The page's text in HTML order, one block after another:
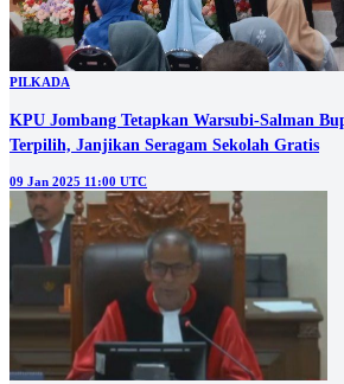
PILKADA
KPU Jombang Tetapkan Warsubi-Salman
Terpilih, Janjikan Seragam Sekolah Gratis
09 Jan 2025 11:00 UTC